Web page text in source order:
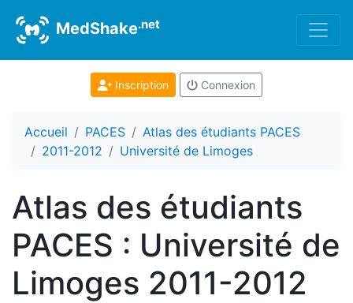
MedShake.net
Inscription Connexion
Accueil PACES
Atlas des étudiants PACES
2011-2012
Université de Limoges
Atlas des étudiants
PACES : Université de
Limoges 2011-2012